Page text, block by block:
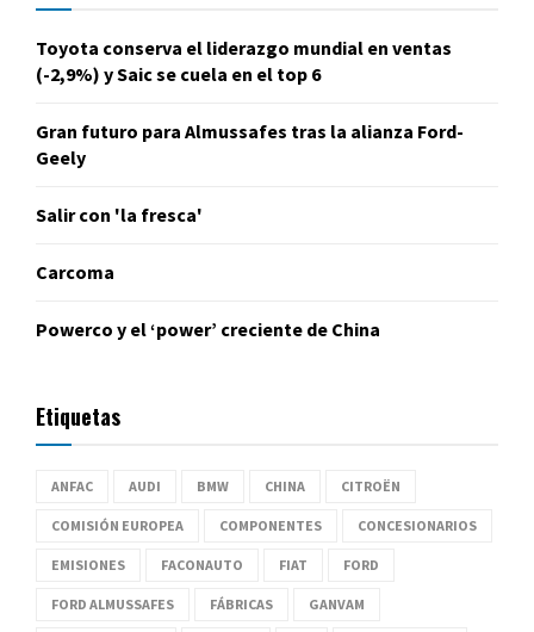
Toyota conserva el liderazgo mundial en ventas
(-2,9%) y Saic se cuela en el top 6
Gran futuro para Almussafes tras la alianza Ford-
Geely
Salir con 'la fresca'
Carcoma
Powerco y el ‘power’ creciente de China
Etiquetas
ANFAC AUDI BMW CHINA CITROËN
COMISIÓN EUROPEA COMPONENTES CONCESIONARIOS
EMISIONES FACONAUTO FIAT FORD
FORD ALMUSSAFES FÁBRICAS GANVAM